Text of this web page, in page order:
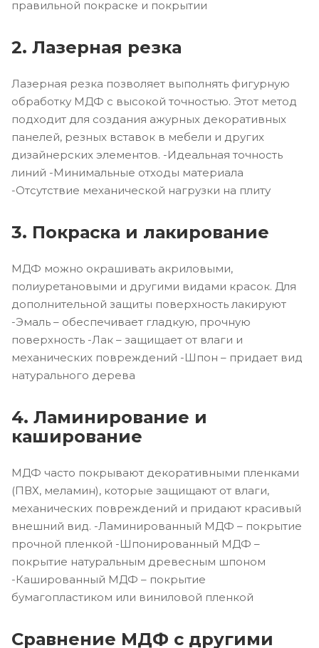
правильной покраске и покрытии
2. Лазерная резка
Лазерная резка позволяет выполнять фигурную
обработку МДФ с высокой точностью. Этот метод
подходит для создания ажурных декоративных
панелей, резных вставок в мебели и других
дизайнерских элементов. -Идеальная точность
линий -Минимальные отходы материала
-Отсутствие механической нагрузки на плиту
3. Покраска и лакирование
МДФ можно окрашивать акриловыми,
полиуретановыми и другими видами красок. Для
дополнительной защиты поверхность лакируют
-Эмаль – обеспечивает гладкую, прочную
поверхность -Лак – защищает от влаги и
механических повреждений -Шпон – придает вид
натурального дерева
4. Ламинирование и
каширование
МДФ часто покрывают декоративными пленками
(ПВХ, меламин), которые защищают от влаги,
механических повреждений и придают красивый
внешний вид. -Ламинированный МДФ – покрытие
прочной пленкой -Шпонированный МДФ –
покрытие натуральным древесным шпоном
-Кашированный МДФ – покрытие
бумагопластиком или виниловой пленкой
Сравнение МДФ с другими